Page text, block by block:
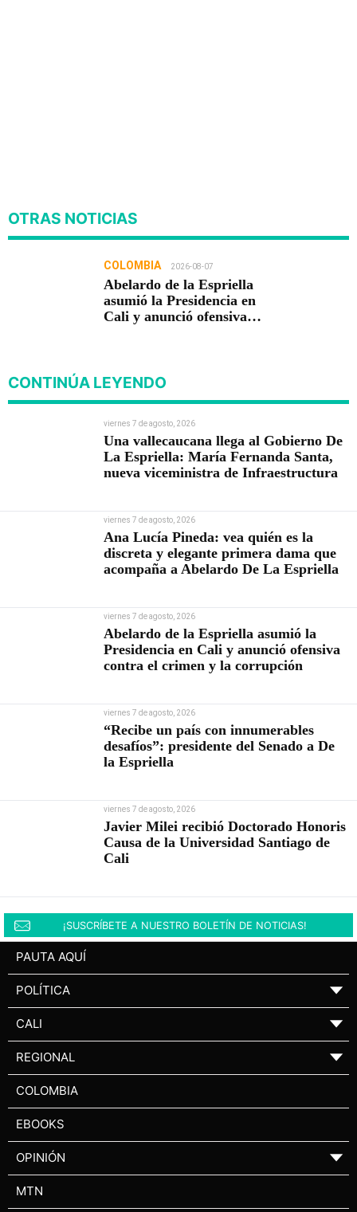
OTRAS NOTICIAS
COLOMBIA 2026-08-07
Abelardo de la Espriella
asumió la Presidencia en
Cali y anunció ofensiva
CONTINÚA LEYENDO
viernes 7 de agosto, 2026
Una vallecaucana llega al Gobierno De
La Espriella: María Fernanda Santa,
nueva viceministra de Infraestructura
viernes 7 de agosto, 2026
Ana Lucía Pineda: vea quién es la
discreta y elegante primera dama que
acompaña a Abelardo De La Espriella
viernes 7 de agosto, 2026
Abelardo de la Espriella asumió la
Presidencia en Cali y anunció ofensiva
contra el crimen y la corrupción
viernes 7 de agosto, 2026
“Recibe un país con innumerables
desafíos”: presidente del Senado a De
la Espriella
viernes 7 de agosto, 2026
Javier Milei recibió Doctorado Honoris
Causa de la Universidad Santiago de
Cali
¡SUSCRÍBETE A NUESTRO BOLETÍN DE NOTICIAS!
PAUTA AQUÍ
POLÍTICA ▼
CALI ▼
REGIONAL ▼
COLOMBIA
EBOOKS
OPINIÓN ▼
MTN